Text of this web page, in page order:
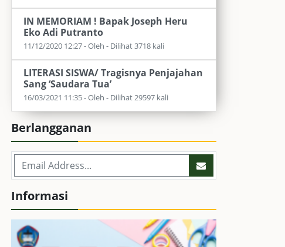
IN MEMORIAM ! Bapak Joseph Heru
Eko Adi Putranto
11/12/2020 12:27 - Oleh - Dilihat 3718 kali
LITERASI SISWA/ Tragisnya Penjajahan
Sang ‘Saudara Tua’
16/03/2021 11:35 - Oleh - Dilihat 29597 kali
Berlangganan
Informasi